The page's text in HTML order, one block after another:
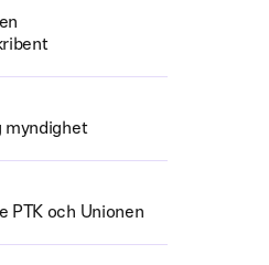
myndighet
PTK och Unionen